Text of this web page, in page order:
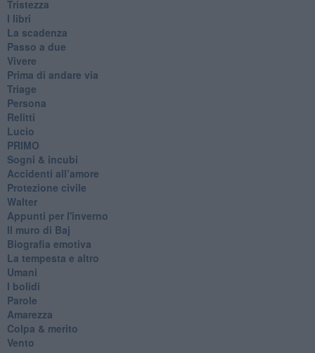
Tristezza
I libri
La scadenza
Passo a due
Vivere
Prima di andare via
Triage
Persona
Relitti
Lucio
PRIMO
Sogni & incubi
Accidenti all’amore
Protezione civile
Walter
Appunti per l'inverno
Il muro di Baj
Biografia emotiva
La tempesta e altro
Umani
I bolidi
Parole
Amarezza
Colpa & merito
Vento